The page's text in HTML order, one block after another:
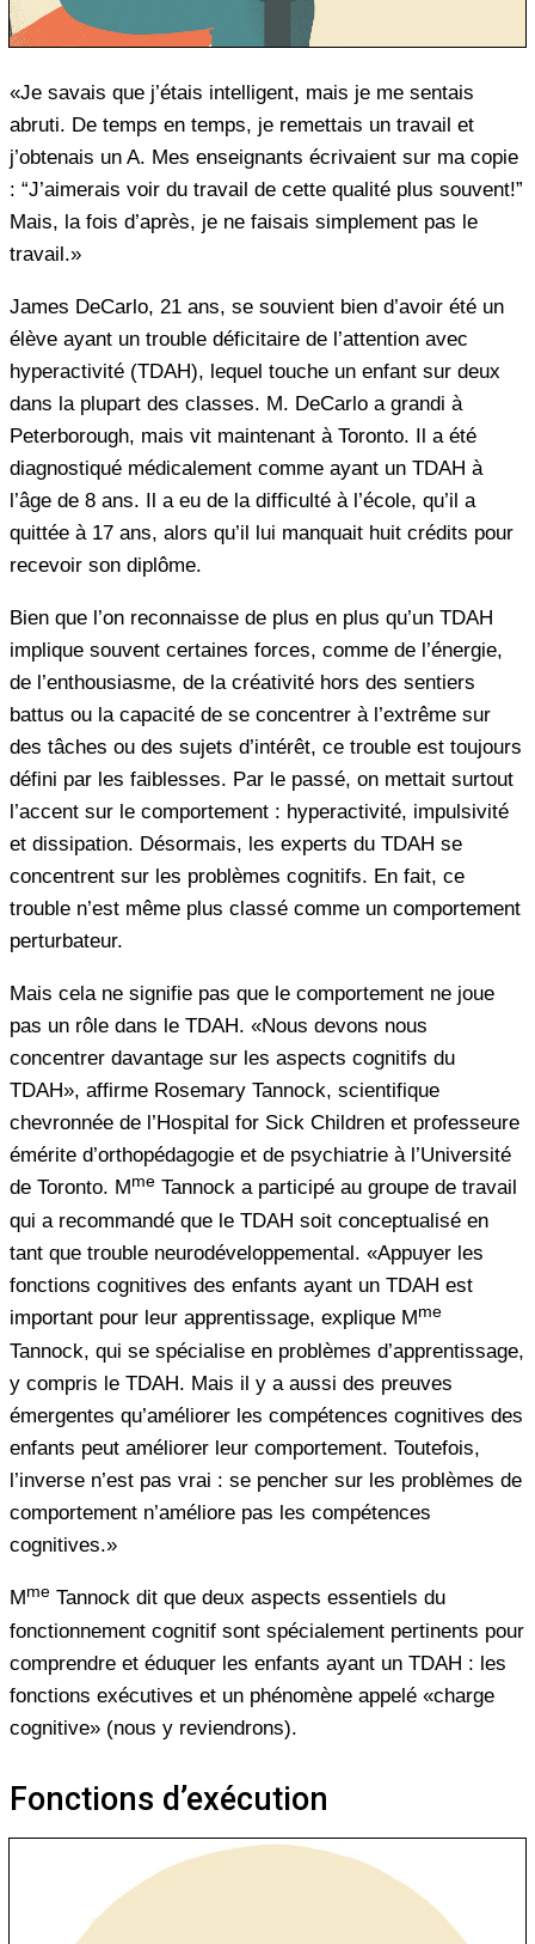
«Je savais que j’étais intelligent, mais je me sentais
abruti. De temps en temps, je remettais un travail et
j’obtenais un A. Mes enseignants écrivaient sur ma copie
: “J’aimerais voir du travail de cette qualité plus souvent!”
Mais, la fois d’après, je ne faisais simplement pas le
travail.»
James DeCarlo, 21 ans, se souvient bien d’avoir été un
élève ayant un trouble déficitaire de l’attention avec
hyperactivité (TDAH), lequel touche un enfant sur deux
dans la plupart des classes. M. DeCarlo a grandi à
Peterborough, mais vit maintenant à Toronto. Il a été
diagnostiqué médicalement comme ayant un TDAH à
l’âge de 8 ans. Il a eu de la difficulté à l’école, qu’il a
quittée à 17 ans, alors qu’il lui manquait huit crédits pour
recevoir son diplôme.
Bien que l’on reconnaisse de plus en plus qu’un TDAH
implique souvent certaines forces, comme de l’énergie,
de l’enthousiasme, de la créativité hors des sentiers
battus ou la capacité de se concentrer à l’extrême sur
des tâches ou des sujets d’intérêt, ce trouble est toujours
défini par les faiblesses. Par le passé, on mettait surtout
l’accent sur le comportement : hyperactivité, impulsivité
et dissipation. Désormais, les experts du TDAH se
concentrent sur les problèmes cognitifs. En fait, ce
trouble n’est même plus classé comme un comportement
perturbateur.
Mais cela ne signifie pas que le comportement ne joue
pas un rôle dans le TDAH. «Nous devons nous
concentrer davantage sur les aspects cognitifs du
TDAH», affirme Rosemary Tannock, scientifique
chevronnée de l’Hospital for Sick Children et professeure
émérite d’orthopédagogie et de psychiatrie à l’Université
de Toronto. Mme Tannock a participé au groupe de travail
qui a recommandé que le TDAH soit conceptualisé en
tant que trouble neurodéveloppemental. «Appuyer les
fonctions cognitives des enfants ayant un TDAH est
important pour leur apprentissage, explique Mme
Tannock, qui se spécialise en problèmes d’apprentissage,
y compris le TDAH. Mais il y a aussi des preuves
émergentes qu’améliorer les compétences cognitives des
enfants peut améliorer leur comportement. Toutefois,
l’inverse n’est pas vrai : se pencher sur les problèmes de
comportement n’améliore pas les compétences
cognitives.»
Mme Tannock dit que deux aspects essentiels du
fonctionnement cognitif sont spécialement pertinents pour
comprendre et éduquer les enfants ayant un TDAH : les
fonctions exécutives et un phénomène appelé «charge
cognitive» (nous y reviendrons).
Fonctions d’exécution